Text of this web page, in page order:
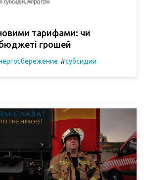
тарифами: чи
грошей
#субсидии